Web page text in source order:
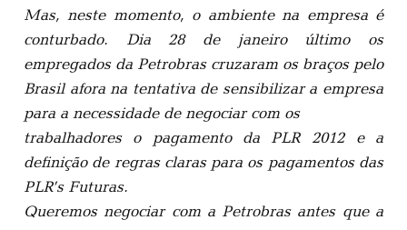
Mas, neste momento, o ambiente na empresa é
conturbado. Dia 28 de janeiro último os
empregados da Petrobras cruzaram os braços pelo
Brasil afora na tentativa de sensibilizar a empresa
para a necessidade de negociar com os
trabalhadores o pagamento da PLR 2012 e a
definição de regras claras para os pagamentos das
PLR’s Futuras.
Queremos negociar com a Petrobras antes que a